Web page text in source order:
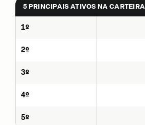
5 PRINCIPAIS ATIVOS NA CARTEIRA
1º
2º
3º
4º
5º